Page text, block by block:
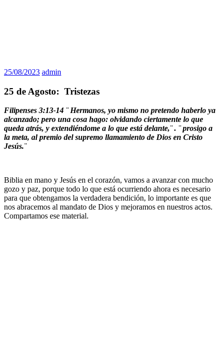
25/08/2023 admin
25 de Agosto: Tristezas
Filipenses 3:13-14 ¨Hermanos, yo mismo no pretendo haberlo ya
alcanzado; pero una cosa hago: olvidando ciertamente lo que
queda atrás, y extendiéndome a lo que está delante,¨ . ¨prosigo a
la meta, al premio del supremo llamamiento de Dios en Cristo
Jesús.¨
Biblia en mano y Jesús en el corazón, vamos a avanzar con mucho
gozo y paz, porque todo lo que está ocurriendo ahora es necesario
para que obtengamos la verdadera bendición, lo importante es que
nos abracemos al mandato de Dios y mejoramos en nuestros actos.
Compartamos ese material.